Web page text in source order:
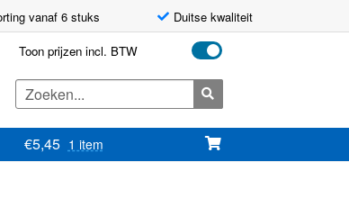
vanaf 6 stuks Duitse kwaliteit
Toon prijzen incl. BTW
Zoeken
naar:
€5,45 1 item